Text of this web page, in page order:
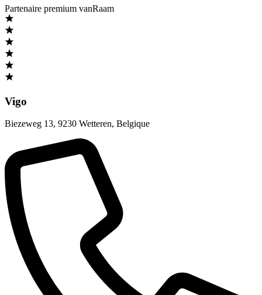
Partenaire premium vanRaam
Vigo
Biezeweg 13, 9230 Wetteren, Belgique